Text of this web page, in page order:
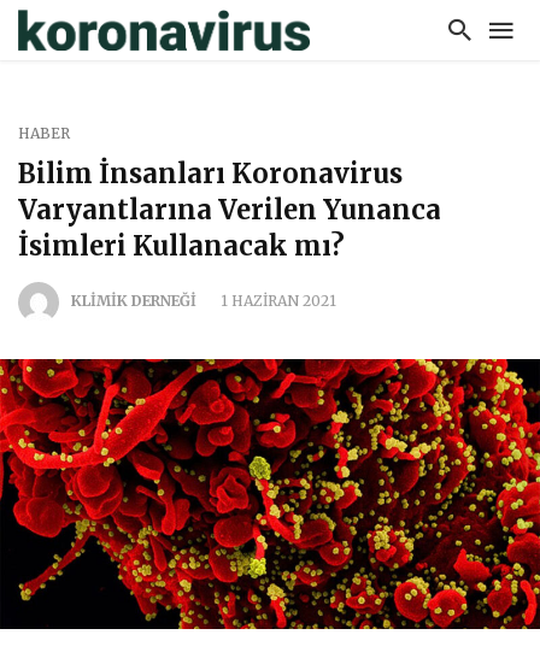
HABER
Bilim İnsanları Koronavirus
Varyantlarına Verilen Yunanca
İsimleri Kullanacak mı?
KLİMİK DERNEĞİ 1 HAZIRAN 2021